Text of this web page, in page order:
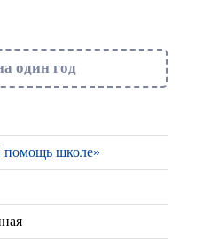
один год
помощь школе»